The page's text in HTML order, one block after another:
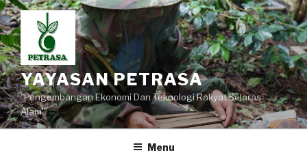
Lompat
ke
konten
YAYASAN PETRASA
"Pengembangan Ekonomi Dan Teknologi Rakyat Selaras
Alam"
Menu